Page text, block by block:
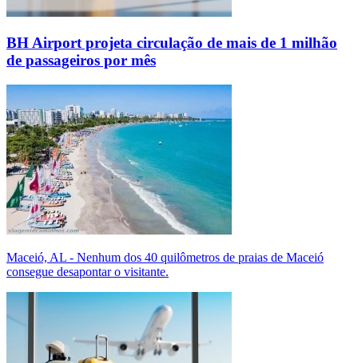
BH Airport projeta circulação de mais de 1 milhão
de passageiros por mês
Maceió, AL - Nenhum dos 40 quilômetros de praias de Maceió
consegue desapontar o visitante.